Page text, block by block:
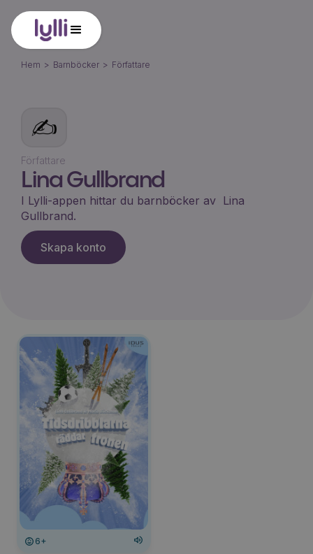
Hem > Barnböcker > Författare
✍️
Författare
Lina Gullbrand
I Lylli-appen hittar du barnböcker av Lina
Gullbrand.
Skapa konto
6+